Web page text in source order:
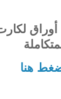
أوراق
هنا